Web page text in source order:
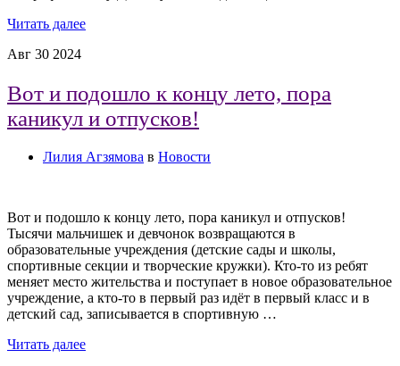
Читать далее
Авг 30 2024
Вот и подошло к концу лето, пора
каникул и отпусков!
Лилия Агзямова в Новости
Вот и подошло к концу лето, пора каникул и отпусков!
Тысячи мальчишек и девчонок возвращаются в
образовательные учреждения (детские сады и школы,
спортивные секции и творческие кружки). Кто-то из ребят
меняет место жительства и поступает в новое образовательное
учреждение, а кто-то в первый раз идёт в первый класс и в
детский сад, записывается в спортивную …
Читать далее